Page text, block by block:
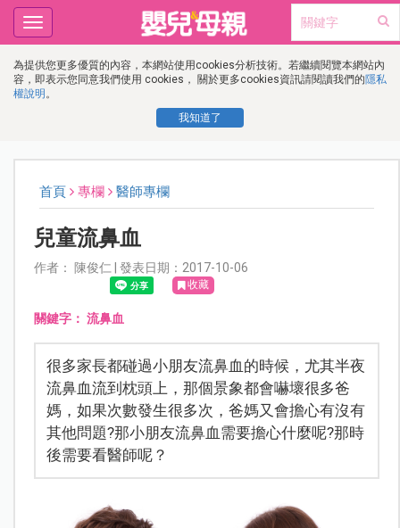
為提供您更多優質的內容，本網站使用cookies分析技術。若繼續閱覽本網站內
容，即表示您同意我們使用 cookies， 關於更多cookies資訊請閱讀我們的隱私
權說明 。
我知道了
Toggle
navigation
首頁 專欄 醫師專欄
兒童流鼻血
作者： 陳俊仁 | 發表日期：2017-10-06
收藏
關鍵字： 流鼻血
很多家長都碰過小朋友流鼻血的時候，尤其半夜
流鼻血流到枕頭上，那個景象都會嚇壞很多爸
媽，如果次數發生很多次，爸媽又會擔心有沒有
其他問題?那小朋友流鼻血需要擔心什麼呢?那時
後需要看醫師呢？